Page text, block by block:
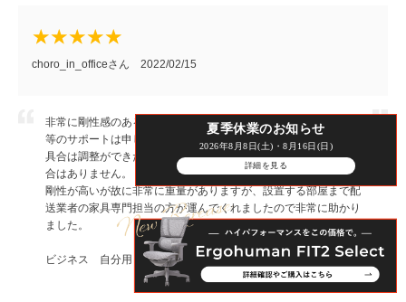
夏季休業のお知らせ
2026年8月8日(土)・8月16日(日)
詳細を見る
choro_in_officeさん 2022/02/15
非常に剛性感のある建付けで安定感があります。当然座面、背面
等のサポートは申し分ありません。ランバーサポートのでっぱり
具合は調整ができた方が嬉しかったですが、だからといって不都
合はありません。
剛性が高いが故に非常に重量がありますが、設置する部屋まで配
送業者の家具専門担当の方が運んでくれましたので非常に助かり
ました。
ビジネス 自分用 男性30 代